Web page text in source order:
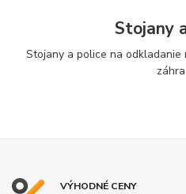
Stojany
Stojany a police na
VÝHODNÉ CENY